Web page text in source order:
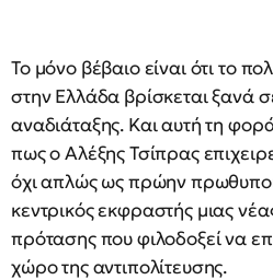
Το μόνο βέβαιο είναι ότι το
στην Ελλάδα βρίσκεται ξανά
αναδιάταξης. Και αυτή τη
πως ο Αλέξης Τσίπρας
όχι απλώς ως πρώην
κεντρικός εκφραστής μιας
πρότασης που φιλοδοξεί να
χώρο της αντιπολίτευσης.